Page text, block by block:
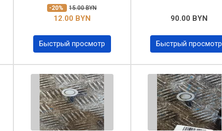
-20% 15.00 BYN
12.00 BYN
Быстрый просмотр
90.00 BYN
Быстрый просмотр